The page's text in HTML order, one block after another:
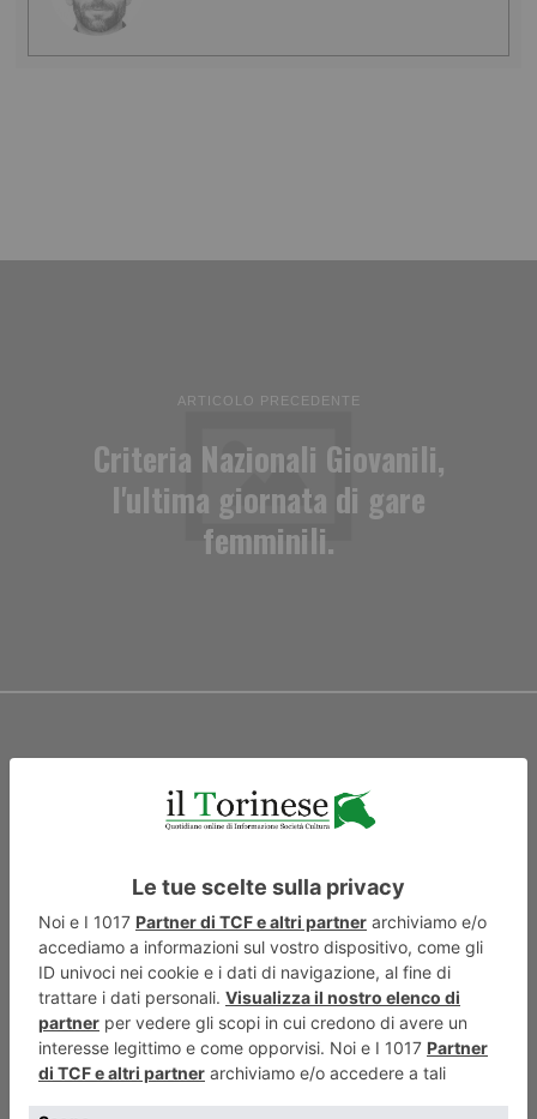
ARTICOLO PRECEDENTE
Criteria Nazionali Giovanili,
l'ultima giornata di gare
femminili.
Sport a Torino: il calcio è
vivace, il basket in crisi